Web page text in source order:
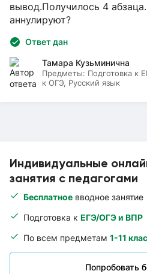
Индивидуальные
занятия с педагогами
Бесплатное вводное занятие
Подготовка к ЕГЭ/ОГЭ и ВПР
По всем предметам 1-11
Попробовать
вывод.Получилось 4
аннулируют?
Ответ дан
Тамара Кузьминична
Предметы: Подготовка к
к ОГЭ, Русский язык